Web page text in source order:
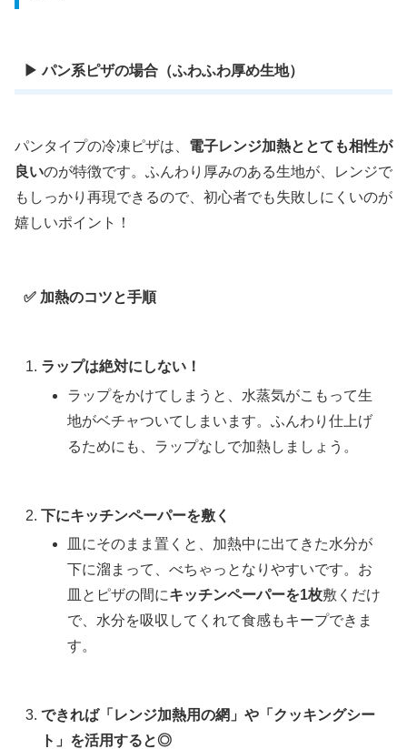
▶ パン系ピザの場合（ふわふわ厚め生地）
パンタイプの冷凍ピザは、 電子レンジ加熱ととても相性が
良いのが特徴です。ふんわり厚みのある生地が、レンジで
もしっかり再現できるので、初心者でも失敗しにくいのが
嬉しいポイント！
✅ 加熱のコツと手順
ラップは絶対にしない！
ラップをかけてしまうと、水蒸気がこもって生
地がベチャついてしまいます。ふんわり仕上げ
るためにも、ラップなしで加熱しましょう。
下にキッチンペーパーを敷く
皿にそのまま置くと、加熱中に出てきた水分が
下に溜まって、べちゃっとなりやすいです。お
皿とピザの間にキッチンペーパーを1枚敷くだけ
で、水分を吸収してくれて食感もキープできま
す。
できれば「レンジ加熱用の網」や「クッキングシー
ト」を活用すると◎